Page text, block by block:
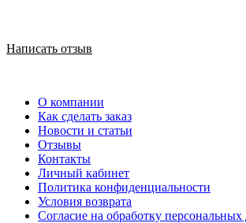
Написать отзыв
О компании
Как сделать заказ
Новости и статьи
Отзывы
Контакты
Личный кабинет
Политика конфиденциальности
Условия возврата
Согласие на обработку